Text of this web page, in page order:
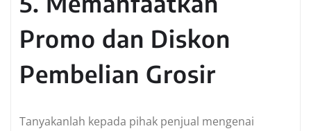
Promo dan Diskon
Pembelian Grosir
Tanyakanlah kepada pihak penjual mengenai